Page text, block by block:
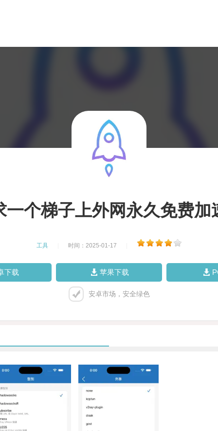
一个梯子上外网永久免费加
工具 时间：2025-01-17
下载 苹果下载
安卓市场，安全绿色